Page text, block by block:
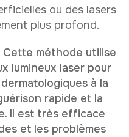
ou des lasers
plus profond.
Cette méthode utilise
lumineux laser pour
à la
rapide et la
Il est très efficace
et les problèmes